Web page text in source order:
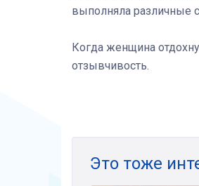
выполняла различные
Когда женщина
отзывчивость.
Это тоже